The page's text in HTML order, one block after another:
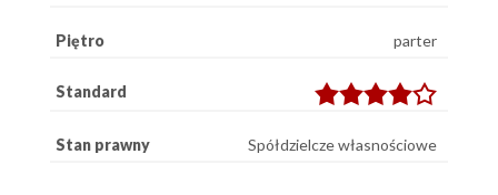
Piętro parter
Standard
Stan prawny Spółdzielcze własnościowe